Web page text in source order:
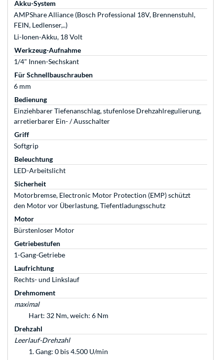
Akku-System
AMPShare Alliance (Bosch Professional 18V, Brennenstuhl,
FEIN, Ledlenser,..)
Li-Ionen-Akku, 18 Volt
Werkzeug-Aufnahme
1/4" Innen-Sechskant
Für Schnellbauschrauben
6 mm
Bedienung
Einziehbarer Tiefenanschlag, stufenlose Drehzahlregulierung,
arretierbarer Ein- / Ausschalter
Griff
Softgrip
Beleuchtung
LED-Arbeitslicht
Sicherheit
Motorbremse, Electronic Motor Protection (EMP) schützt
den Motor vor Überlastung, Tiefentladungsschutz
Motor
Bürstenloser Motor
Getriebestufen
1-Gang-Getriebe
Laufrichtung
Rechts- und Linkslauf
Drehmoment
maximal
Hart: 32 Nm, weich: 6 Nm
Drehzahl
Leerlauf-Drehzahl
1. Gang: 0 bis 4.500 U/min